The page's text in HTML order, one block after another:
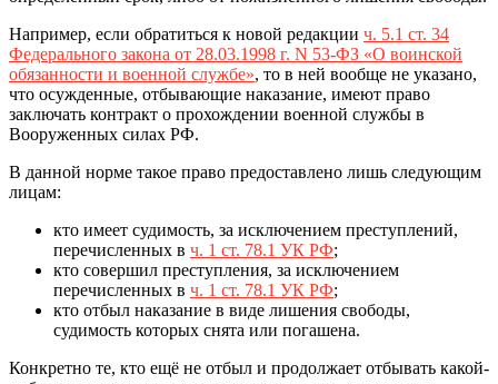
Например, если обратиться к новой редакции ч. 5.1 ст. 34
Федерального закона от 28.03.1998 г. N 53-ФЗ «О воинской
обязанности и военной службе», то в ней вообще не указано,
что осужденные, отбывающие наказание, имеют право
заключать контракт о прохождении военной службы в
Вооруженных силах РФ.
В данной норме такое право предоставлено лишь следующим
лицам:
кто имеет судимость, за исключением преступлений,
перечисленных в ч. 1 ст. 78.1 УК РФ;
кто совершил преступления, за исключением
перечисленных в ч. 1 ст. 78.1 УК РФ;
кто отбыл наказание в виде лишения свободы,
судимость которых снята или погашена.
Конкретно те, кто ещё не отбыл и продолжает отбывать какой-